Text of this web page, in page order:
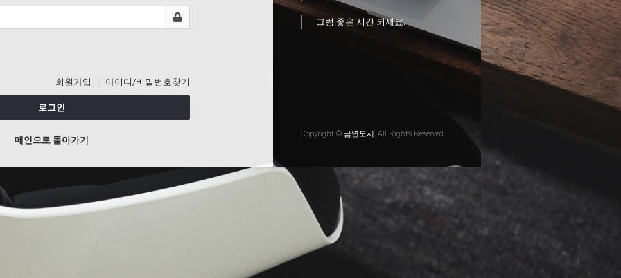
회원가입 아이디/비밀번호찾기
로그인
메인으로 돌아가기
그럼 좋은 시간 되세요.
Copyright © 금연도시. All Rights Reserved.